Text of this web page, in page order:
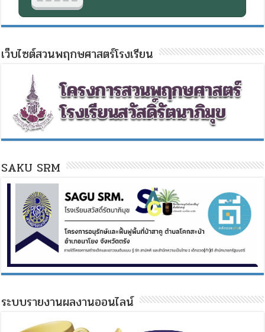
เว็บไซต์สวนพฤกษศาสตร์โรงเรียน
SAKU SRM
ระบบรายงานผลงานออนไลน์